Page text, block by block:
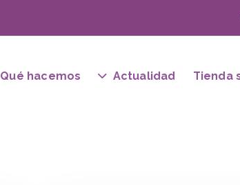
Qué hacemos Actualidad Tienda